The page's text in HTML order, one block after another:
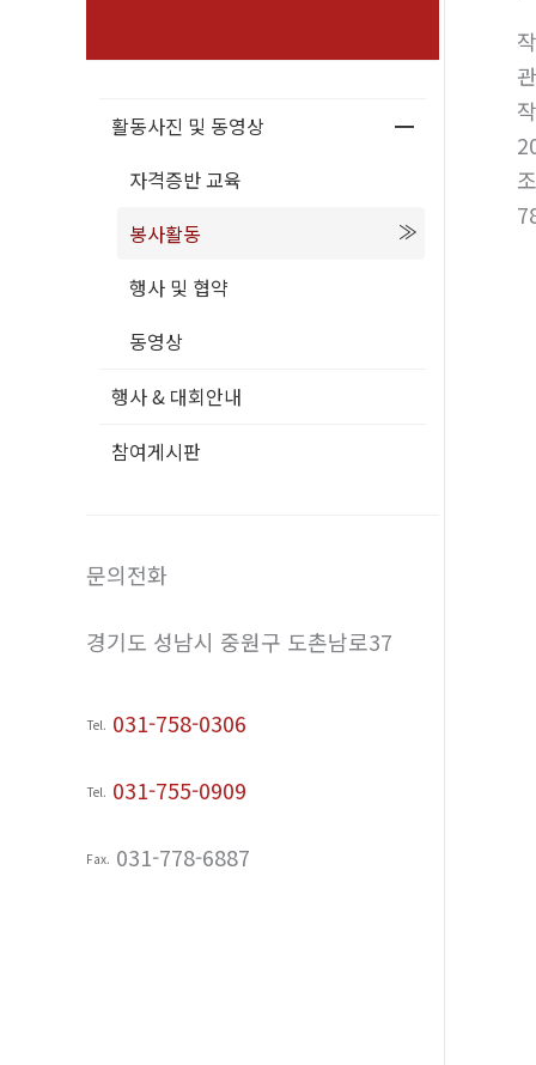
활동사진 및 동영상
자격증반 교육
봉사활동
행사 및 협약
동영상
행사 & 대회안내
참여게시판
문의전화
경기도 성남시 중원구 도촌남로37
Tel. 031-758-0306
Tel. 031-755-0909
Fax. 031-778-6887